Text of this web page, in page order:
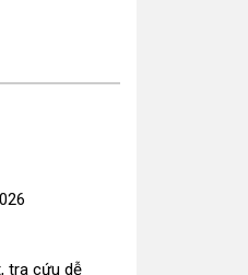
tra cứu dễ